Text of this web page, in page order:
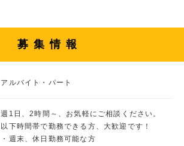
募集情報
アルバイト・パート
週1日、2時間～、お気軽にご相談ください。
以下時間帯で勤務できる方、大歓迎です！
・週末、休日勤務可能な方